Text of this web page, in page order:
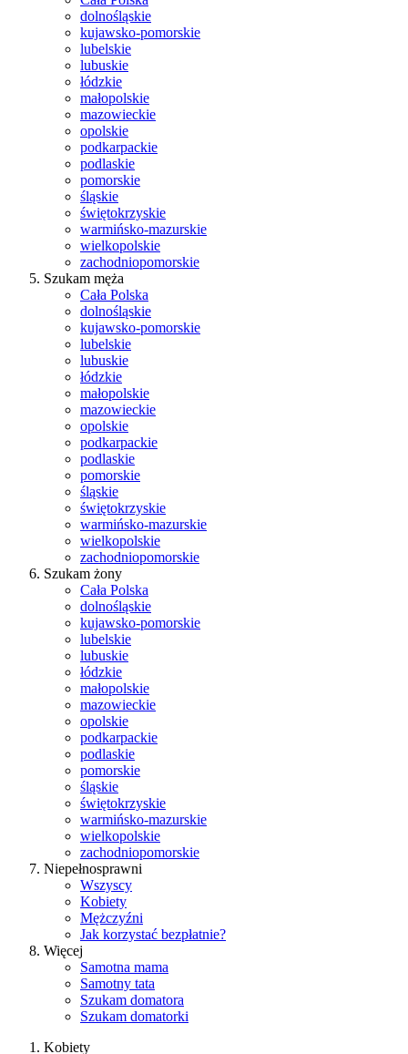
dolnośląskie
kujawsko-pomorskie
lubelskie
lubuskie
łódzkie
małopolskie
mazowieckie
opolskie
podkarpackie
podlaskie
pomorskie
śląskie
świętokrzyskie
warmińsko-mazurskie
wielkopolskie
zachodniopomorskie
Szukam męża
Cała Polska
dolnośląskie
kujawsko-pomorskie
lubelskie
lubuskie
łódzkie
małopolskie
mazowieckie
opolskie
podkarpackie
podlaskie
pomorskie
śląskie
świętokrzyskie
warmińsko-mazurskie
wielkopolskie
zachodniopomorskie
Szukam żony
Cała Polska
dolnośląskie
kujawsko-pomorskie
lubelskie
lubuskie
łódzkie
małopolskie
mazowieckie
opolskie
podkarpackie
podlaskie
pomorskie
śląskie
świętokrzyskie
warmińsko-mazurskie
wielkopolskie
zachodniopomorskie
Niepełnosprawni
Wszyscy
Kobiety
Mężczyźni
Jak korzystać bezpłatnie?
Więcej
Samotna mama
Samotny tata
Szukam domatora
Szukam domatorki
Kobiety